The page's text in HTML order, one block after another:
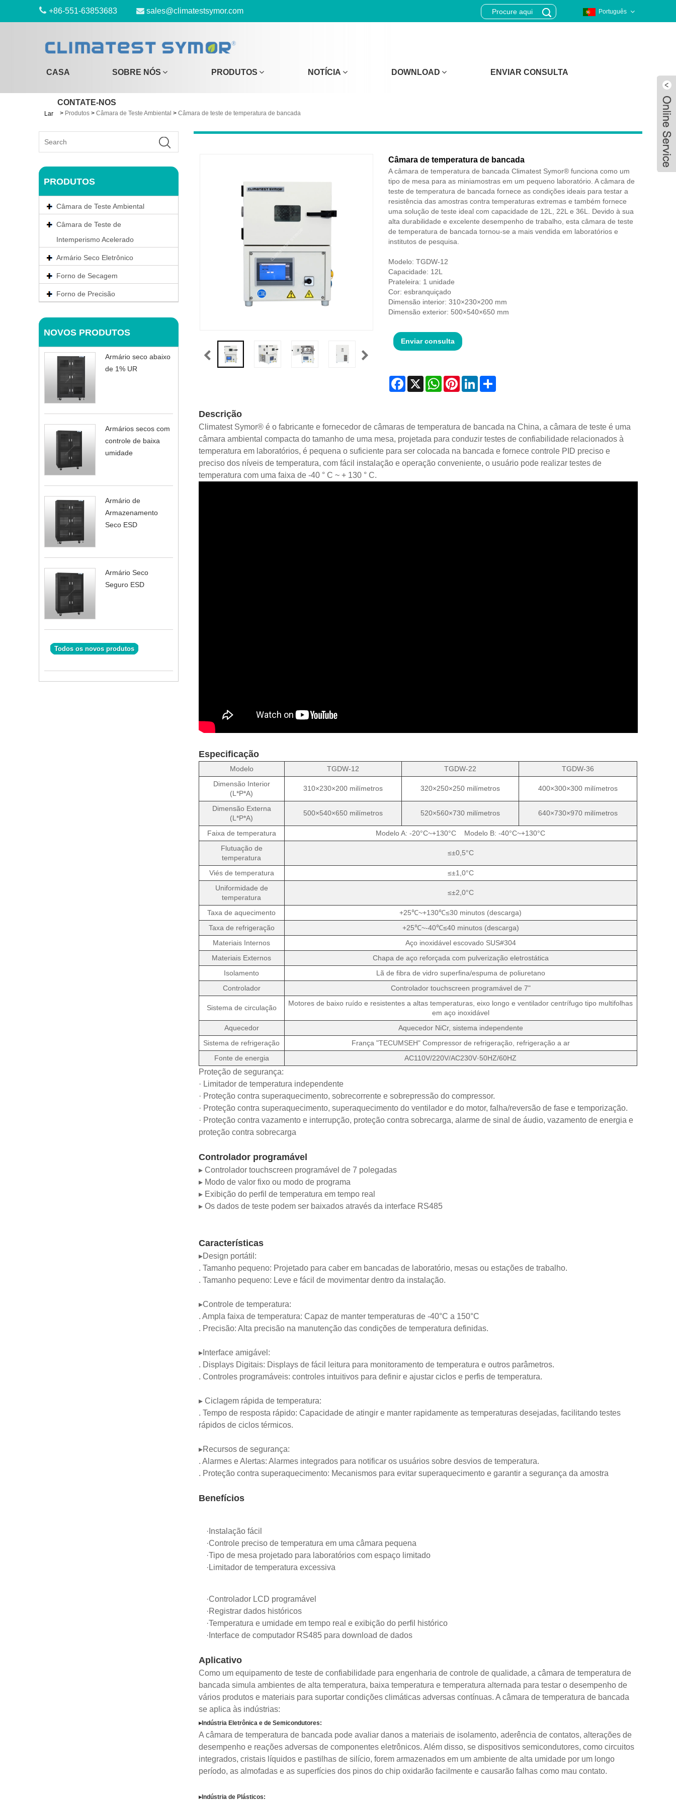
+86-551-63853683 sales@climatestsymor.com Português
CASA SOBRE NÓS PRODUTOS NOTÍCIA DOWNLOAD ENVIAR CONSULTA
CONTATE-NOS
Lar > Produtos > Câmara de Teste Ambiental > Câmara de teste de temperatura de bancada
PRODUTOS
Câmara de Teste Ambiental
Câmara de Teste de
Intemperismo Acelerado
Armário Seco Eletrônico
Forno de Secagem
Forno de Precisão
NOVOS PRODUTOS
Armário seco abaixo
de 1% UR
Armários secos com
controle de baixa
umidade
Armário de
Armazenamento
Seco ESD
Armário Seco
Seguro ESD
Todos os novos produtos
Câmara de temperatura de bancada
A câmara de temperatura de bancada Climatest Symor® funciona como um
tipo de mesa para as miniamostras em um pequeno laboratório. A câmara de
teste de temperatura de bancada fornece as condições ideais para testar a
resistência das amostras contra temperaturas extremas e também fornece
uma solução de teste ideal com capacidade de 12L, 22L e 36L. Devido à sua
alta durabilidade e excelente desempenho de trabalho, esta câmara de teste
de temperatura de bancada tornou-se a mais vendida em laboratórios e
institutos de pesquisa.
Modelo: TGDW-12
Capacidade: 12L
Prateleira: 1 unidade
Cor: esbranquiçado
Dimensão interior: 310×230×200 mm
Dimensão exterior: 500×540×650 mm
Enviar consulta
Facebook
X WhatsAppPinterestLinkedInShare
Descrição
Climatest Symor® é o fabricante e fornecedor de câmaras de temperatura de bancada na China, a câmara de teste é uma
câmara ambiental compacta do tamanho de uma mesa, projetada para conduzir testes de confiabilidade relacionados à
temperatura em laboratórios, é pequena o suficiente para ser colocada na bancada e fornece controle PID preciso e
preciso dos níveis de temperatura, com fácil instalação e operação conveniente, o usuário pode realizar testes de
temperatura com uma faixa de -40 ° C ~ + 130 ° C.
Especificação
Modelo TGDW-12 TGDW-22
TGDW-36
Dimensão Interior
(L*P*A)
310×230×200 milímetros 320×250×250 milímetros 400×300×300 milímetros
Dimensão Externa
(L*P*A)
500×540×650 milímetros 520×560×730 milímetros 640×730×970 milímetros
Faixa de temperatura
Modelo A: -20°C~+130°C Modelo B: -40°C~+130°C
Flutuação de
temperatura
≤±0,5°C
Viés de temperatura
≤±1,0°C
Uniformidade de
temperatura
≤±2,0°C
Taxa de aquecimento
+25℃~+130℃≤30 minutos (descarga)
Taxa de refrigeração
+25℃~-40℃≤40 minutos (descarga)
Materiais Internos
Aço inoxidável escovado SUS#304
Materiais Externos
Chapa de aço reforçada com pulverização eletrostática
Isolamento
Lã de fibra de vidro superfina/espuma de poliuretano
Controlador
Controlador touchscreen programável de 7"
Sistema de circulação
Motores de baixo ruído e resistentes a altas temperaturas, eixo longo e ventilador centrífugo tipo multifolhas
em aço inoxidável
Aquecedor
Aquecedor NiCr, sistema independente
Sistema de refrigeração
França "TECUMSEH" Compressor de refrigeração, refrigeração a ar
Fonte de energia
AC110V/220V/AC230V·50HZ/60HZ
Proteção de segurança:
· Limitador de temperatura independente
· Proteção contra superaquecimento, sobrecorrente e sobrepressão do compressor.
· Proteção contra superaquecimento, superaquecimento do ventilador e do motor, falha/reversão de fase e temporização.
· Proteção contra vazamento e interrupção, proteção contra sobrecarga, alarme de sinal de áudio, vazamento de energia e
proteção contra sobrecarga
Controlador programável
▸ Controlador touchscreen programável de 7 polegadas
▸ Modo de valor fixo ou modo de programa
▸ Exibição do perfil de temperatura em tempo real
▸ Os dados de teste podem ser baixados através da interface RS485
Características
▸Design portátil:
. Tamanho pequeno: Projetado para caber em bancadas de laboratório, mesas ou estações de trabalho.
. Tamanho pequeno: Leve e fácil de movimentar dentro da instalação.
▸Controle de temperatura:
. Ampla faixa de temperatura: Capaz de manter temperaturas de -40°C a 150°C
. Precisão: Alta precisão na manutenção das condições de temperatura definidas.
▸Interface amigável:
. Displays Digitais: Displays de fácil leitura para monitoramento de temperatura e outros parâmetros.
. Controles programáveis: controles intuitivos para definir e ajustar ciclos e perfis de temperatura.
▸ Ciclagem rápida de temperatura:
. Tempo de resposta rápido: Capacidade de atingir e manter rapidamente as temperaturas desejadas, facilitando testes
rápidos de ciclos térmicos.
▸Recursos de segurança:
. Alarmes e Alertas: Alarmes integrados para notificar os usuários sobre desvios de temperatura.
. Proteção contra superaquecimento: Mecanismos para evitar superaquecimento e garantir a segurança da amostra
Benefícios
·Instalação fácil
·Controle preciso de temperatura em uma câmara pequena
·Tipo de mesa projetado para laboratórios com espaço limitado
·Limitador de temperatura excessiva
·Controlador LCD programável
·Registrar dados históricos
·Temperatura e umidade em tempo real e exibição do perfil histórico
·Interface de computador RS485 para download de dados
Aplicativo
Como um equipamento de teste de confiabilidade para engenharia de controle de qualidade, a câmara de temperatura de
bancada simula ambientes de alta temperatura, baixa temperatura e temperatura alternada para testar o desempenho de
vários produtos e materiais para suportar condições climáticas adversas contínuas. A câmara de temperatura de bancada
se aplica às indústrias:
▸Indústria Eletrônica e de Semicondutores:
A câmara de temperatura de bancada pode avaliar danos a materiais de isolamento, aderência de contatos, alterações de
desempenho e reações adversas de componentes eletrônicos. Além disso, se dispositivos semicondutores, como circuitos
integrados, cristais líquidos e pastilhas de silício, forem armazenados em um ambiente de alta umidade por um longo
período, as almofadas e as superfícies dos pinos do chip oxidarão facilmente e causarão falhas como mau contato.
▸Indústria de Plásticos: